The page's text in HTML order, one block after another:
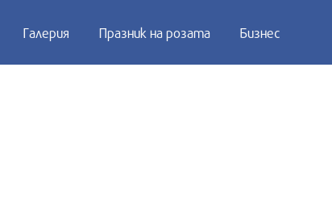
Галерия Празник на розата Бизнес